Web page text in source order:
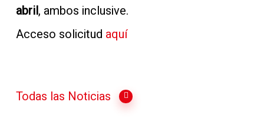
abril, ambos inclusive.
Acceso solicitud aquí
Todas las Noticias